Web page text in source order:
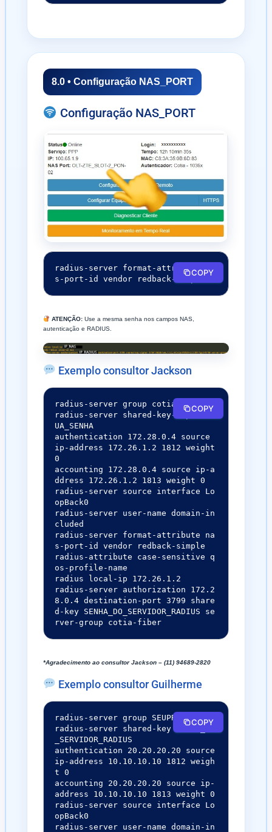
8.0 • Configuração NAS_PORT
Configuração NAS_PORT
radius-server format-attribute na
s-port-id vendor redback-simple
COPY
ATENÇÃO: Use a mesma senha nos campos NAS,
autenticação e RADIUS.
Exemplo consultor Jackson
radius-server group cotia-fiber
radius-server shared-key-cipher S
UA_SENHA
authentication 172.28.0.4 source
ip-address 172.26.1.2 1812 weight
0
accounting 172.28.0.4 source ip-a
ddress 172.26.1.2 1813 weight 0
radius-server source interface Lo
opBack0
radius-server user-name domain-in
cluded
radius-server format-attribute na
s-port-id vendor redback-simple
radius-attribute case-sensitive q
os-profile-name
radius local-ip 172.26.1.2
radius-server authorization 172.2
8.0.4 destination-port 3799 share
d-key SENHA_DO_SERVIDOR_RADIUS se
rver-group cotia-fiber
COPY
*Agradecimento ao consultor Jackson – (11) 94689-2820
Exemplo consultor Guilherme
radius-server group SEUPROVEDOR
radius-server shared-key SENHA_DO
_SERVIDOR_RADIUS
authentication 20.20.20.20 source
ip-address 10.10.10.10 1812 weigh
t 0
accounting 20.20.20.20 source ip-
address 10.10.10.10 1813 weight 0
radius-server source interface Lo
opBack0
radius-server user-name domain-in
COPY